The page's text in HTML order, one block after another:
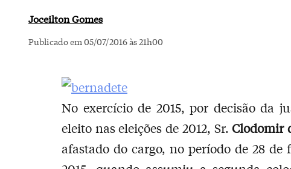
Joceilton Gomes
Publicado em 05/07/2016 às 21h00
No exercício de 2015, por decisão da
eleito nas eleições de 2012, Sr.Clodomir
afastado do cargo, no período de 28 de